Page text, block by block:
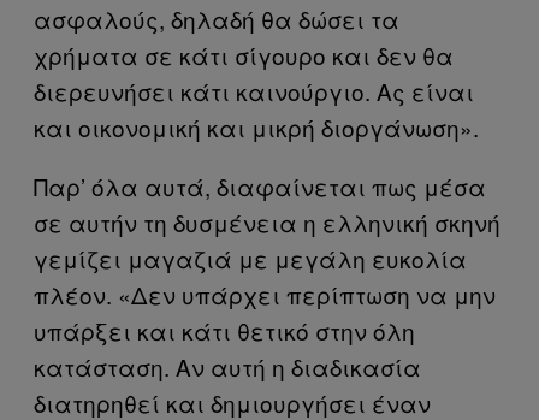
ασφαλούς, δηλαδή θα δώσει τα
χρήματα σε κάτι σίγουρο και δεν θα
διερευνήσει κάτι καινούργιο. Ας είναι
και οικονομική και μικρή διοργάνωση».
Παρ’ όλα αυτά, διαφαίνεται πως μέσα
σε αυτήν τη δυσμένεια η ελληνική σκηνή
γεμίζει μαγαζιά με μεγάλη ευκολία
πλέον. «Δεν υπάρχει περίπτωση να μην
υπάρξει και κάτι θετικό στην όλη
κατάσταση. Αν αυτή η διαδικασία
διατηρηθεί και δημιουργήσει έναν